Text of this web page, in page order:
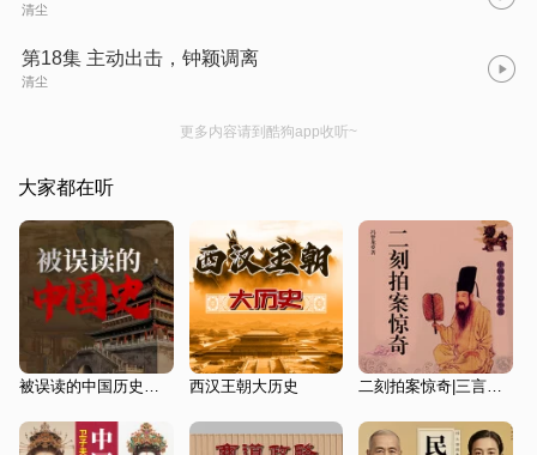
清尘
第18集 主动出击，钟颖调离
清尘
更多内容请到酷狗app收听~
大家都在听
被误读的中国历史：颠覆常识的100个历史真相 西汉王朝大历史 二刻拍案惊奇|三言二拍|经典文学